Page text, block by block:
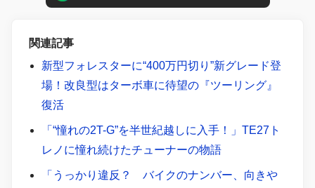
関連記事
新型フォレスターに“400万円切り”新グレード登
場！改良型はターボ車に待望の『ツーリング』
復活
「“憧れの2T-G”を半世紀越しに入手！」TE27ト
レノに憧れ続けたチューナーの物語
「うっかり違反？ バイクのナンバー、向きや